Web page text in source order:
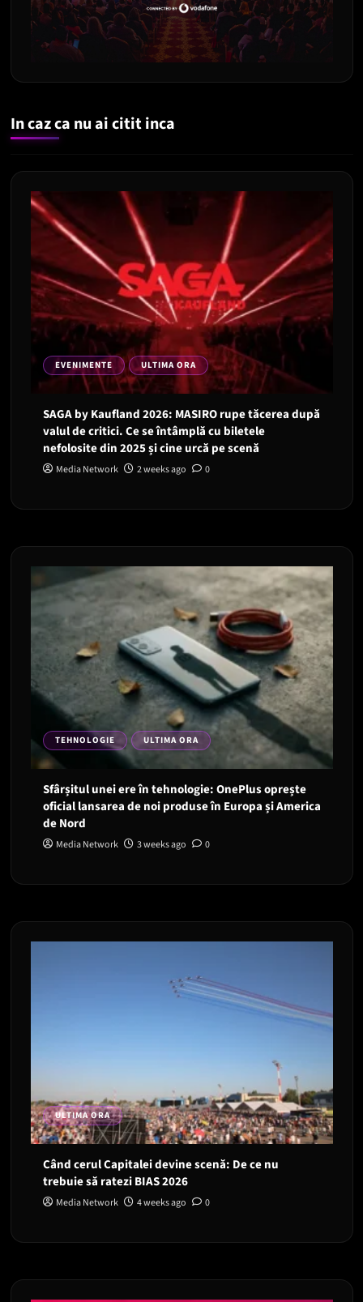
In caz ca nu ai citit inca
EVENIMENTE ULTIMA ORA
SAGA by Kaufland 2026: MASIRO rupe tăcerea după
valul de critici. Ce se întâmplă cu biletele
nefolosite din 2025 și cine urcă pe scenă
Media Network 2 weeks ago 0
TEHNOLOGIE ULTIMA ORA
Sfârșitul unei ere în tehnologie: OnePlus oprește
oficial lansarea de noi produse în Europa și America
de Nord
Media Network 3 weeks ago 0
ULTIMA ORA
Când cerul Capitalei devine scenă: De ce nu
trebuie să ratezi BIAS 2026
Media Network 4 weeks ago 0